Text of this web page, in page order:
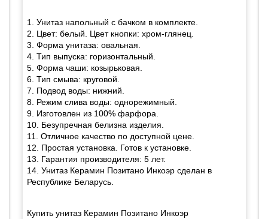
1. Унитаз напольный с бачком в комплекте.
2. Цвет: белый. Цвет кнопки: хром-глянец.
3. Форма унитаза: овальная.
4. Тип выпуска: горизонтальный.
5. Форма чаши: козырьковая.
6. Тип смыва: круговой.
7. Подвод воды: нижний.
8. Режим слива воды: однорежимный.
9. Изготовлен из 100% фарфора.
10. Безупречная белизна изделия.
11. Отличное качество по доступной цене.
12. Простая установка. Готов к установке.
13. Гарантия производителя: 5 лет.
14. Унитаз Керамин Позитано Инкоэр сделан в
Республике Беларусь.
Купить унитаз Керамин Позитано Инкоэр